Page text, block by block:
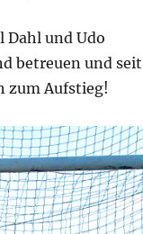
Dahl und Udo
betreuen und seit
zum Aufstieg!